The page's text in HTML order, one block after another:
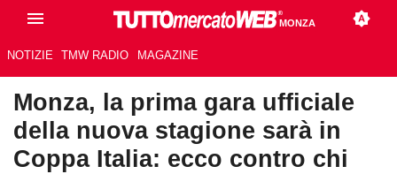
MONZA
NOTIZIE TMW RADIO MAGAZINE
Monza, la prima gara ufficiale
della nuova stagione sarà in
Coppa Italia: ecco contro chi